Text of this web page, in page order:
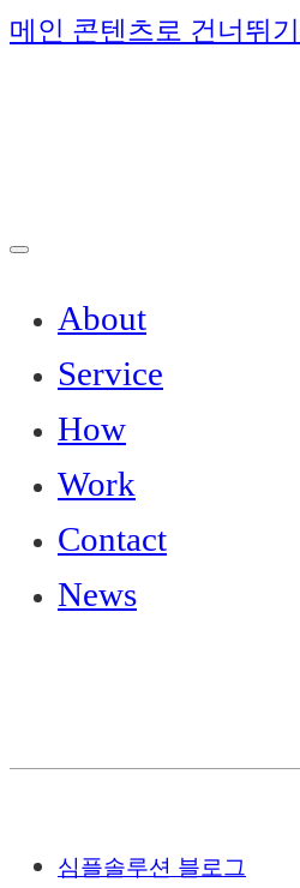
메인 콘텐츠로 건너뛰기
About
Service
How
Work
Contact
News
심플솔루션 블로그